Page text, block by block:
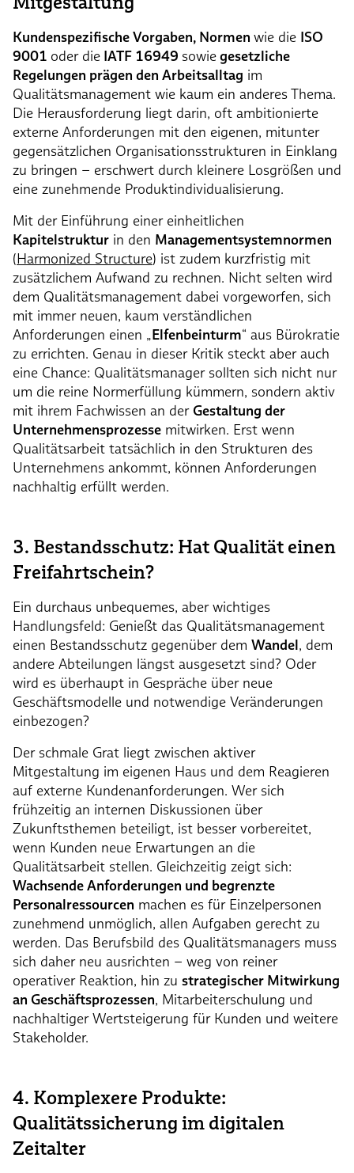
Kundenspezifische Vorgaben, Normen wie die ISO
9001 oder die IATF 16949 sowiegesetzliche
Regelungen prägen den Arbeitsalltag im
Qualitätsmanagement wie kaum ein anderes Thema.
Die Herausforderung liegt darin, oft ambitionierte
externe Anforderungen mit den eigenen, mitunter
gegensätzlichen Organisationsstrukturen in Einklang
zu bringen – erschwert durch kleinere Losgrößen und
eine zunehmende Produktindividualisierung.
Mit der Einführung einer einheitlichen
Kapitelstruktur in den Managementsystemnormen
(Harmonized Structure) ist zudem kurzfristig mit
zusätzlichem Aufwand zu rechnen. Nicht selten wird
dem Qualitätsmanagement dabei vorgeworfen, sich
mit immer neuen, kaum verständlichen
Anforderungen einen „Elfenbeinturm“ aus Bürokratie
zu errichten. Genau in dieser Kritik steckt aber auch
eine Chance: Qualitätsmanager sollten sich nicht nur
um die reine Normerfüllung kümmern, sondern aktiv
mit ihrem Fachwissen an derGestaltung der
Unternehmensprozesse mitwirken. Erst wenn
Qualitätsarbeit tatsächlich in den Strukturen des
Unternehmens ankommt, können Anforderungen
nachhaltig erfüllt werden.
3. Bestandsschutz: Hat Qualität einen
Freifahrtschein?
Ein durchaus unbequemes, aber wichtiges
Handlungsfeld: Genießt das Qualitätsmanagement
einen Bestandsschutz gegenüber dem Wandel, dem
andere Abteilungen längst ausgesetzt sind? Oder
wird es überhaupt in Gespräche über neue
Geschäftsmodelle und notwendige Veränderungen
einbezogen?
Der schmale Grat liegt zwischen aktiver
Mitgestaltung im eigenen Haus und dem Reagieren
auf externe Kundenanforderungen. Wer sich
frühzeitig an internen Diskussionen über
Zukunftsthemen beteiligt, ist besser vorbereitet,
wenn Kunden neue Erwartungen an die
Qualitätsarbeit stellen. Gleichzeitig zeigt sich:
Wachsende Anforderungen und begrenzte
Personalressourcen machen es für Einzelpersonen
zunehmend unmöglich, allen Aufgaben gerecht zu
werden. Das Berufsbild des Qualitätsmanagers muss
sich daher neu ausrichten – weg von reiner
operativer Reaktion, hin zu strategischer Mitwirkung
an Geschäftsprozessen, Mitarbeiterschulung und
nachhaltiger Wertsteigerung für Kunden und weitere
Stakeholder.
4. Komplexere Produkte:
Qualitätssicherung im digitalen
Zeitalter